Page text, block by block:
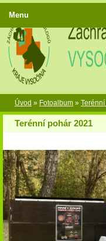
Úvod » Fotoalbum » Terénní
Terénní pohár 2021
Menu